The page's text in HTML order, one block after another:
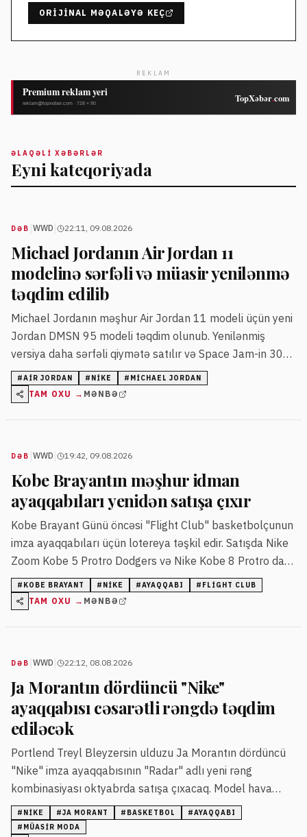
ORIJINAL MƏQALƏYƏ KEÇ
REKLAM
ƏLAQƏLI XƏBƏRLƏR
Eyni kateqoriyada
DƏB WWD 22:11, 09.08.2026
Michael Jordanın Air Jordan 11
modelinə sərfəli və müasir yenilənmə
təqdim edilib
Michael Jordanın məşhur Air Jordan 11 modeli üçün yeni
Jordan DMSN 95 modeli təqdim olunub. Yenilənmiş
versiya daha sərfəli qiymətə satılır və Space Jam-in 30
illik yubiley kolleksiyasına daxil edilib.
#AIR JORDAN # NIKE # MICHAEL JORDAN
TAM OXU → MƏNBƏ
DƏB WWD 19:42, 09.08.2026
Kobe Brayantın məşhur idman
ayaqqabıları yenidən satışa çıxır
Kobe Brayant Günü öncəsi "Flight Club" basketbolçunun
imza ayaqqabıları üçün lotereya təşkil edir. Satışda Nike
Zoom Kobe 5 Protro Dodgers və Nike Kobe 8 Protro daxil
olmaqla bir neçə model orijinal qiymətlərlə təqdim
olunur.
# KOBE BRAYANT # NIKE #AYAQQABI # FLIGHT CLUB
TAM OXU → MƏNBƏ
DƏB WWD 22:12, 08.08.2026
Ja Morantın dördüncü "Nike"
ayaqqabısı cəsarətli rəngdə təqdim
ediləcək
Portlend Treyl Bleyzersin ulduzu Ja Morantın dördüncü
"Nike" imza ayaqqabısının "Radar" adlı yeni rəng
kombinasiyası oktyabrda satışa çıxacaq. Model hava
radarını xatırladan qrafik dizayn və çoxrəngli detallarla
seçilir.
# NIKE #JA MORANT # BASKETBOL #AYAQQABI
# MÜASIR MODA